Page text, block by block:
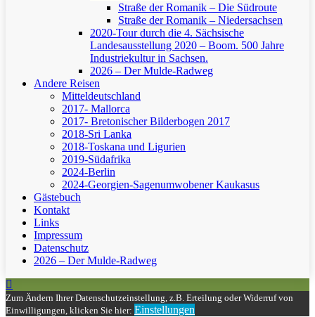
Straße der Romanik – Die Südroute
Straße der Romanik – Niedersachsen
2020-Tour durch die 4. Sächsische
Landesausstellung 2020 – Boom. 500 Jahre
Industriekultur in Sachsen.
2026 – Der Mulde-Radweg
Andere Reisen
Mitteldeutschland
2017- Mallorca
2017- Bretonischer Bilderbogen 2017
2018-Sri Lanka
2018-Toskana und Ligurien
2019-Südafrika
2024-Berlin
2024-Georgien-Sagenumwobener Kaukasus
Gästebuch
Kontakt
Links
Impressum
Datenschutz
2026 – Der Mulde-Radweg
Zum Ändern Ihrer Datenschutzeinstellung, z.B. Erteilung oder Widerruf von
Einwilligungen, klicken Sie hier: Einstellungen